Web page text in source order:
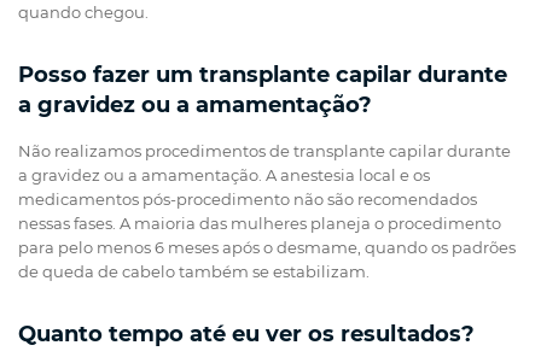
quando chegou.
Posso fazer um transplante capilar durante
a gravidez ou a amamentação?
Não realizamos procedimentos de transplante capilar durante
a gravidez ou a amamentação. A anestesia local e os
medicamentos pós-procedimento não são recomendados
nessas fases. A maioria das mulheres planeja o procedimento
para pelo menos 6 meses após o desmame, quando os padrões
de queda de cabelo também se estabilizam.
Quanto tempo até eu ver os resultados?